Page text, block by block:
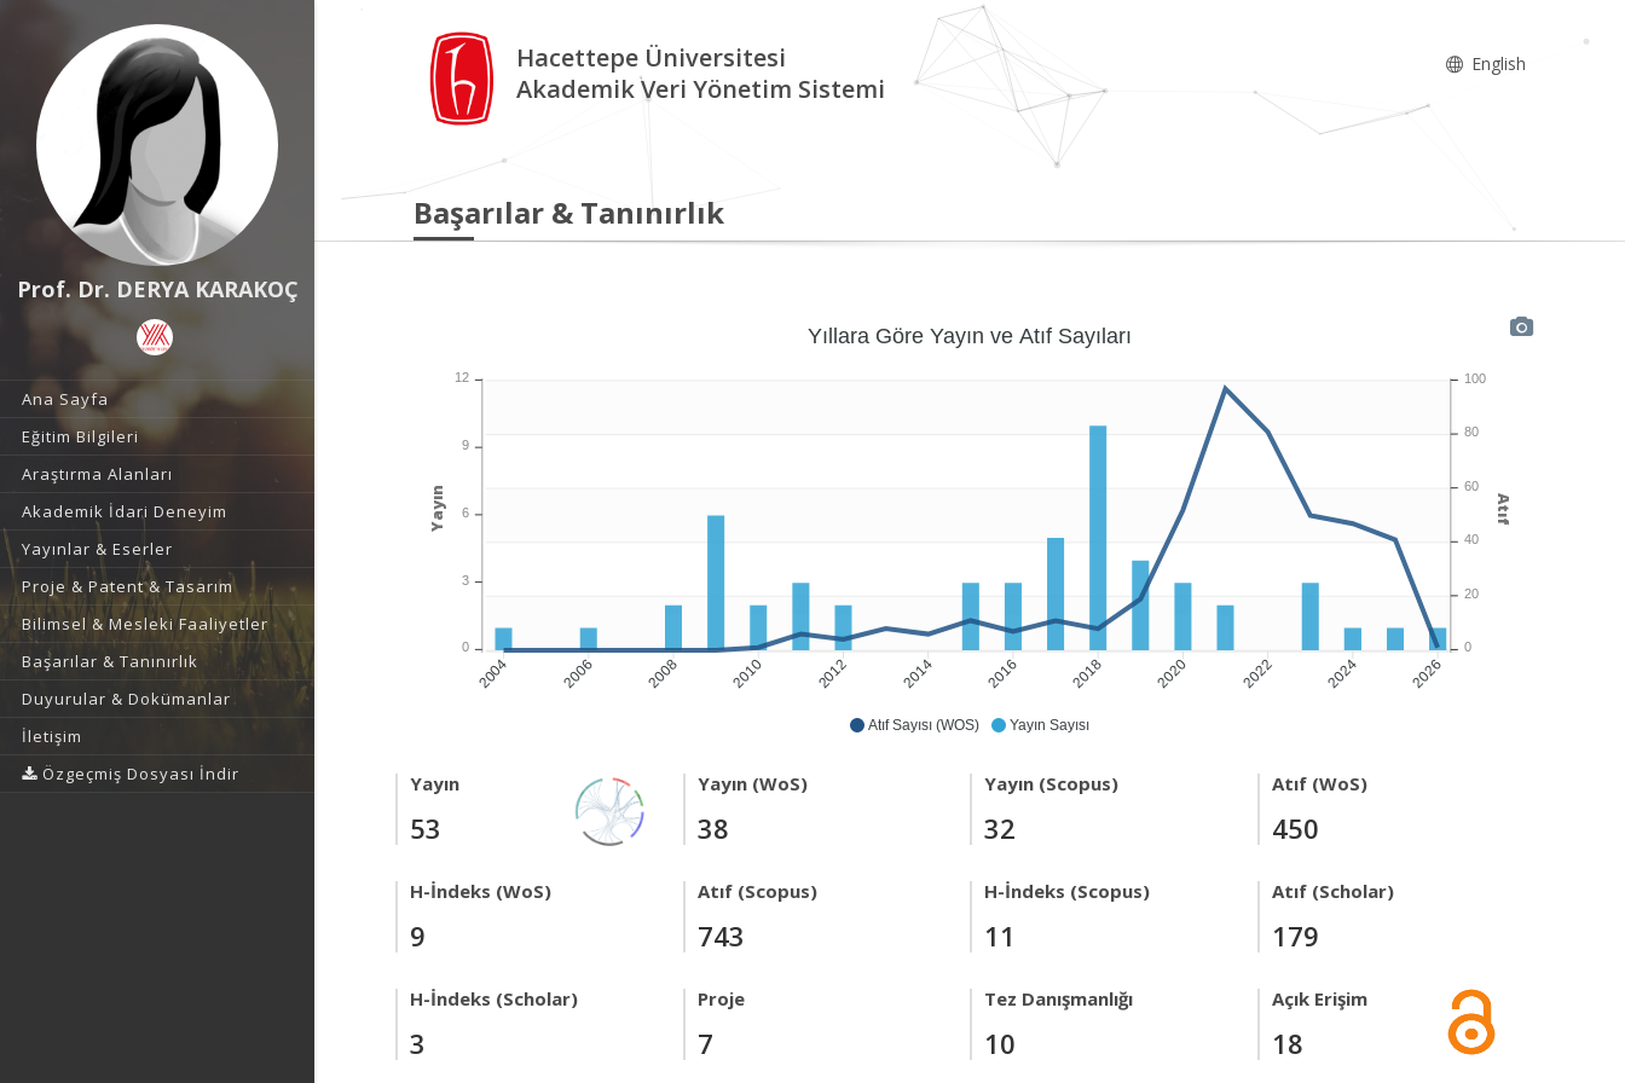
Prof. Dr. DERYA KARAKOÇ
Ana Sayfa
Eğitim Bilgileri
Araştırma Alanları
Akademik İdari Deneyim
Yayınlar & Eserler
Proje & Patent & Tasarım
Bilimsel & Mesleki Faaliyetler
Başarılar & Tanınırlık
Duyurular & Dokümanlar
İletişim
Özgeçmiş Dosyası İndir
Hacettepe Üniversitesi
Akademik Veri Yönetim Sistemi
English
Başarılar & Tanınırlık
Atıf Sayısı (WOS) Yayın Sayısı
2004 2006 2008 2010 2012 2014 2016 2018 2020 2022 2024 2026
Yıllara Göre Yayın ve Atıf Sayıları
100
80
60
40
20
0
Atıf
12
9
6
3
0
Yayın
Yayın
53
Yayın (WoS)
38
Yayın (Scopus)
32
Atıf (WoS)
450
H-İndeks (WoS)
9
Atıf (Scopus)
743
H-İndeks (Scopus)
11
Atıf (Scholar)
179
H-İndeks (Scholar)
3
Proje
7
Tez Danışmanlığı
10
Açık Erişim
18